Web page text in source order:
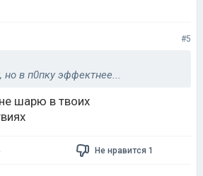
#5
в п0пку эффектнее...
шарю в твоих
Не нравится 1